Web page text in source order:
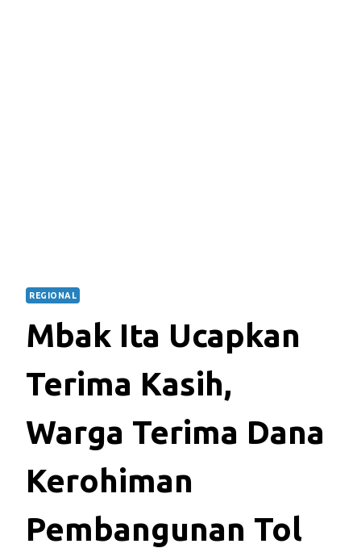
REGIONAL
Mbak Ita Ucapkan
Terima Kasih,
Warga Terima Dana
Kerohiman
Pembangunan Tol